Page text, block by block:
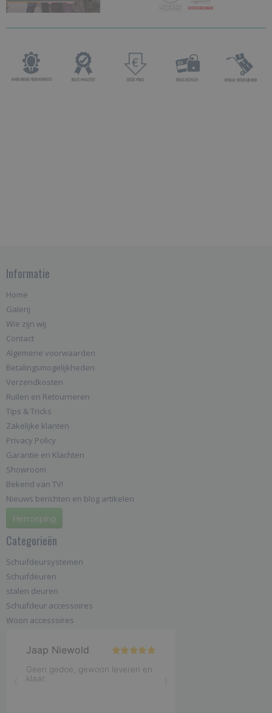
Informatie
Home
Galerij
Wie zijn wij
Contact
Algemene voorwaarden
Betalingsmogelijkheden
Verzendkosten
Ruilen en Retourneren
Tips & Tricks
Zakelijke klanten
Privacy Policy
Garantie en Klachten
Showroom
Bekend van TV!
Nieuws berichten en blog artikelen
Herroeping
Categorieën
Schuifdeursystemen
Schuifdeuren
stalen deuren
Schuifdeur accessoires
Woon accessoires